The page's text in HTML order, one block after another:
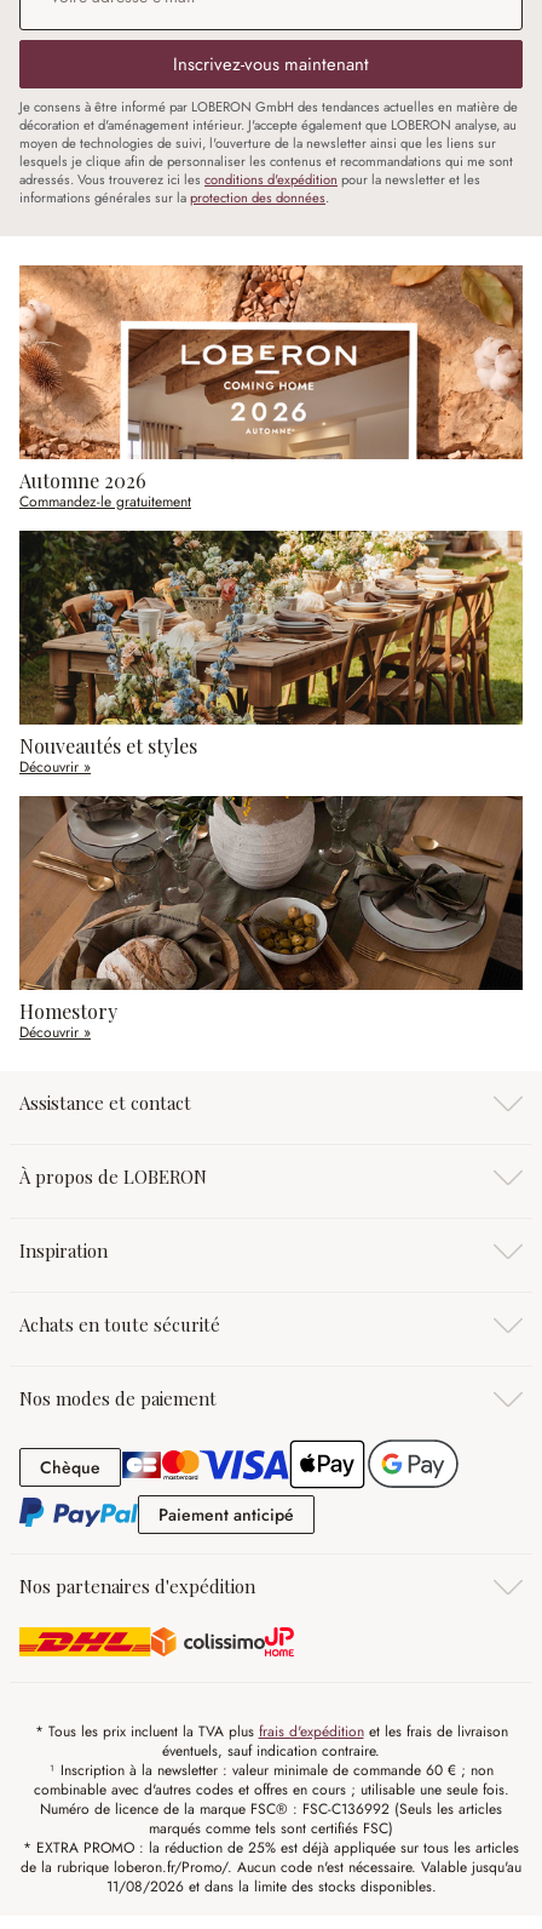
Inscrivez-vous maintenant
Je consens à être informé par LOBERON GmbH des tendances actuelles en matière de
décoration et d'aménagement intérieur. J'accepte également que LOBERON analyse, au
moyen de technologies de suivi, l'ouverture de la newsletter ainsi que les liens sur
lesquels je clique afin de personnaliser les contenus et recommandations qui me sont
adressés. Vous trouverez ici les conditions d'expédition pour la newsletter et les
informations générales sur laprotection des données.
Automne 2026
Commandez-le gratuitement
Nouveautés et styles
Découvrir »
Homestory
Découvrir »
Assistance et contact
À propos de LOBERON
Inspiration
Achats en toute sécurité
Nos modes de paiement
Chèque Chèque
Paiement anticipé
Nos partenaires d'expédition
* Tous les prix incluent la TVA plus frais d'expéditionet les frais de livraison
éventuels, sauf indication contraire.
¹ Inscription à la newsletter : valeur minimale de commande 60 € ; non
combinable avec d'autres codes et offres en cours ; utilisable une seule fois.
Numéro de licence de la marque FSC® : FSC-C136992 (Seuls les articles
marqués comme tels sont certifiés FSC)
* EXTRA PROMO : la réduction de 25% est déjà appliquée sur tous les articles
de la rubrique loberon.fr/Promo/. Aucun code n'est nécessaire. Valable jusqu'au
11/08/2026 et dans la limite des stocks disponibles.